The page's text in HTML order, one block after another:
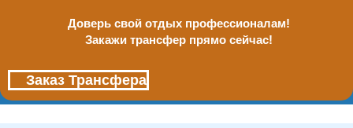
Доверь свой отдых профессионалам!
Закажи трансфер прямо сейчас!
Заказ Трансфера